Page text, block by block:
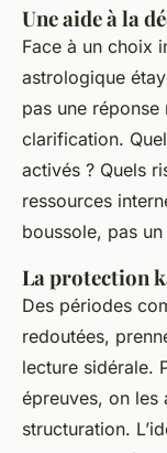
Une aide à la
Face à un choix
astrologique
pas une réponse
clarification.
activés ? Quels
ressources
boussole, pas un
La protection
Des périodes
redoutées,
lecture sidérale.
épreuves, on les
structuration.